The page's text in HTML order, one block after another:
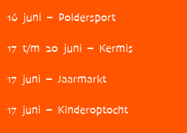
16 juni – Poldersport
17 t/m 20 juni – Kermis
17 juni – Jaarmarkt
17 juni – Kinderoptocht